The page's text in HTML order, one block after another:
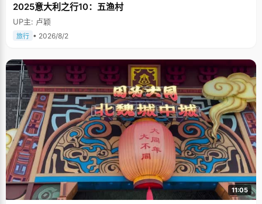
2025意大利之行10：五渔村
UP主: 卢颖
旅行 • 2026/8/2
11:05